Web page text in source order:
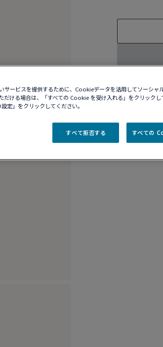
ブティックの
商品説明
18K ピンク
サービスを提供するために、Cookieデータを活用してソーシャ
だける場合は、「すべての Cookie を受け入れる」をクリック
定」をクリックしてください。
すべて拒否する すべての